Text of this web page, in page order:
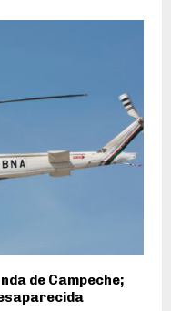
de Campeche;